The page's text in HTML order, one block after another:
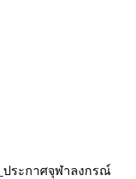
ประกาศจุฬาลงกรณ์